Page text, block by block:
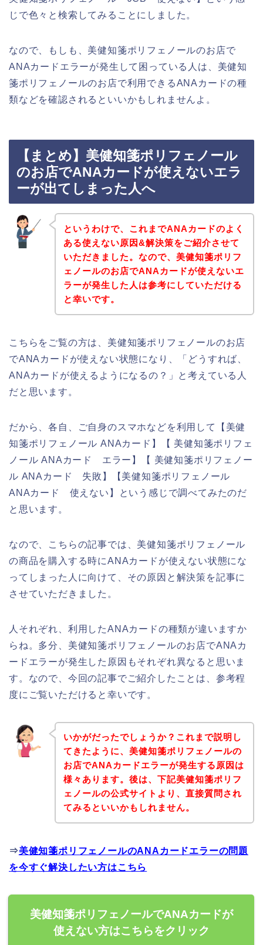
じで色々と検索してみることにしました。
なので、もしも、美健知箋ポリフェノールのお店で
ANAカードエラーが発生して困っている人は、美健知
箋ポリフェノールのお店で利用できるANAカードの種
類などを確認されるといいかもしれませんよ。
【まとめ】美健知箋ポリフェノール
のお店でANAカードが使えないエラ
ーが出てしまった人へ
というわけで、これまでANAカードのよく
ある使えない原因&解決策をご紹介させて
いただきました。なので、美健知箋ポリフ
ェノールのお店でANAカードが使えないエ
ラーが発生した人は参考にしていただける
と幸いです。
こちらをご覧の方は、美健知箋ポリフェノールのお店
でANAカードが使えない状態になり、「どうすれば、
ANAカードが使えるようになるの？」と考えている人
だと思います。
だから、各自、ご自身のスマホなどを利用して【美健
知箋ポリフェノール ANAカード】【 美健知箋ポリフェ
ノール ANAカード エラー】【 美健知箋ポリフェノー
ル ANAカード 失敗】【美健知箋ポリフェノール
ANAカード 使えない】という感じで調べてみたのだ
と思います。
なので、こちらの記事では、美健知箋ポリフェノール
の商品を購入する時にANAカードが使えない状態にな
ってしまった人に向けて、その原因と解決策を記事に
させていただきました。
人それぞれ、利用したANAカードの種類が違いますか
らね。多分、美健知箋ポリフェノールのお店でANAカ
ードエラーが発生した原因もそれぞれ異なると思いま
す。なので、今回の記事でご紹介したことは、参考程
度にご覧いただけると幸いです。
いかがだったでしょうか？これまで説明し
てきたように、美健知箋ポリフェノールの
お店でANAカードエラーが発生する原因は
様々あります。後は、下記美健知箋ポリフ
ェノールの公式サイトより、直接質問され
てみるといいかもしれません。
⇒美健知箋ポリフェノールのANAカードエラーの問題
を今すぐ解決したい方はこちら
美健知箋ポリフェノールでANAカードが
使えない方はこちらをクリック